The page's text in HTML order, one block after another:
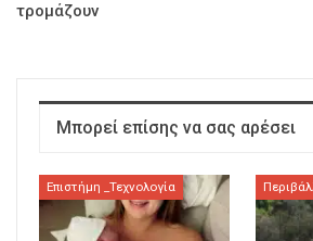
τρομάζουν
Μπορεί επίσης να σας αρέσει
Επιστήμη _Τεχνολογία